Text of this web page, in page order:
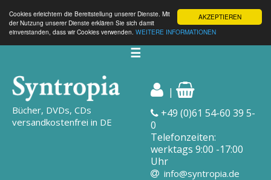
AKZEPTIEREN
Cookies erleichtern die Bereitstellung unserer Dienste. Mit
der Nutzung unserer Dienste erklären Sie sich damit
einverstanden, dass wir Cookies verwenden. WEITERE INFORMATIONEN
☰
Bücher, DVDs, CDs
versandkostenfrei in DE
|
+49 (0)61 54-60 39 5-
0
Telefonzeiten:
werktags 9:00 -17:00
Uhr
info@syntropia.de